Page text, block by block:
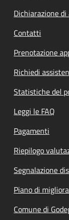
Dichiarazione
Contatti
Prenotazione
Richiedi
Statistiche del
Leggi le FAQ
Pagamenti
Riepilogo
Segnalazione
Piano di
Comune di